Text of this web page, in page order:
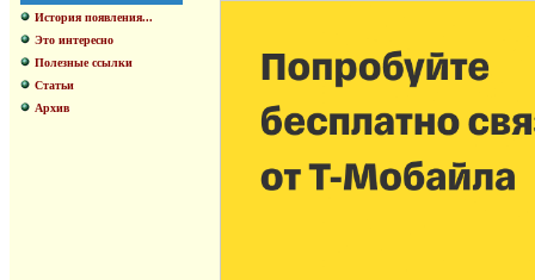
История появления...
Это интересно
Полезные ссылки
Статьи
Архив